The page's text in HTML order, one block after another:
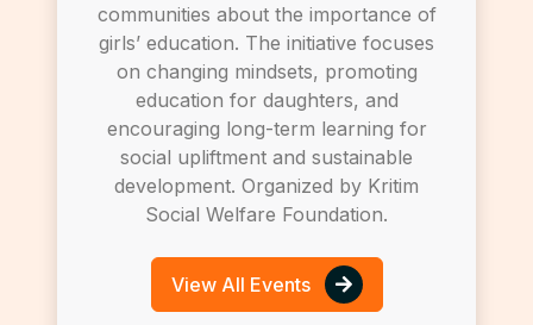
communities about the importance of
girls’ education. The initiative focuses
on changing mindsets, promoting
education for daughters, and
encouraging long-term learning for
social upliftment and sustainable
development. Organized by Kritim
Social Welfare Foundation.
View All Events